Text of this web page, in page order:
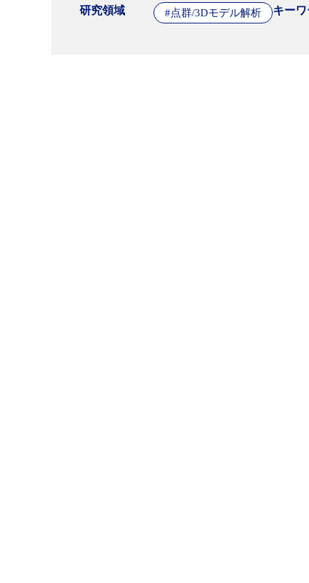
研究領域 #点群/3Dモデル解析 キーワ